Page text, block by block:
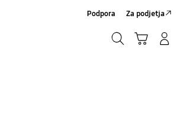
Podpora Za podjetja